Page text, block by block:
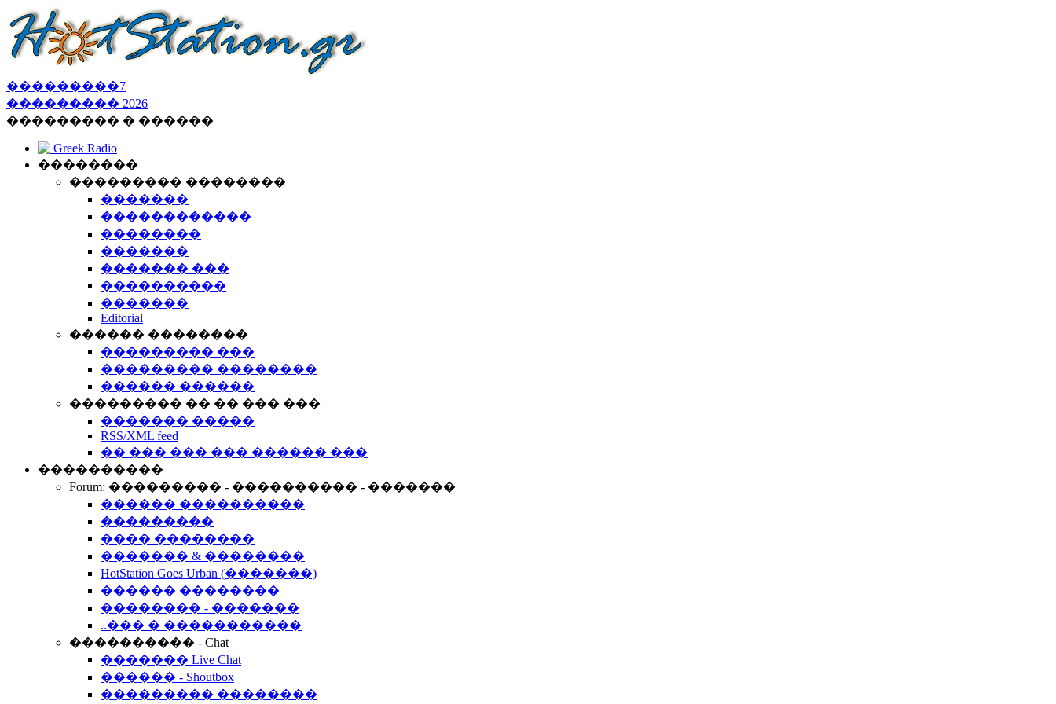
���������7
��������� 2026
��������� � ������
Greek Radio
��������
��������� ��������
�������
������������
��������
�������
������� ���
����������
�������
Editorial
������ ��������
��������� ���
��������� ��������
������ ������
��������� �� �� ��� ���
������� �����
RSS/XML feed
�� ��� ��� ��� ������ ���
����������
Forum: ��������� - ���������� - �������
������ ����������
���������
���� ��������
������� & ��������
HotStation Goes Urban (�������)
������ ��������
�������� - �������
..��� � �����������
���������� - Chat
������� Live Chat
������ - Shoutbox
��������� ��������